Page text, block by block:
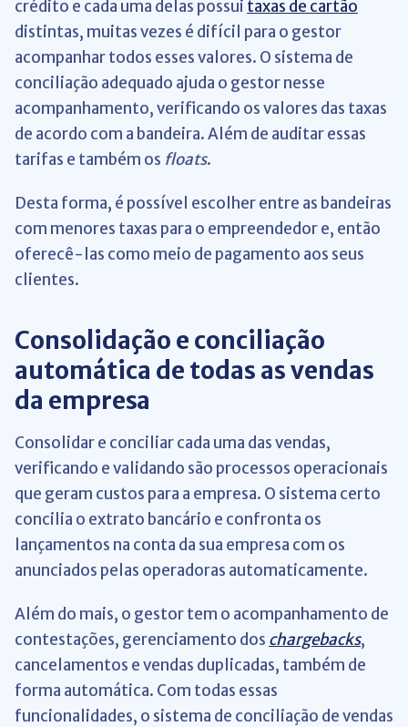
crédito e cada uma delas possui taxas de cartão
distintas, muitas vezes é difícil para o gestor
acompanhar todos esses valores. O sistema de
conciliação adequado ajuda o gestor nesse
acompanhamento, verificando os valores das taxas
de acordo com a bandeira. Além de auditar essas
tarifas e também os floats.
Desta forma, é possível escolher entre as bandeiras
com menores taxas para o empreendedor e, então
oferecê-las como meio de pagamento aos seus
clientes.
Consolidação e conciliação
automática de todas as vendas
da empresa
Consolidar e conciliar cada uma das vendas,
verificando e validando são processos operacionais
que geram custos para a empresa. O sistema certo
concilia o extrato bancário e confronta os
lançamentos na conta da sua empresa com os
anunciados pelas operadoras automaticamente.
Além do mais, o gestor tem o acompanhamento de
contestações, gerenciamento dos chargebacks,
cancelamentos e vendas duplicadas, também de
forma automática. Com todas essas
funcionalidades, o sistema de conciliação de vendas